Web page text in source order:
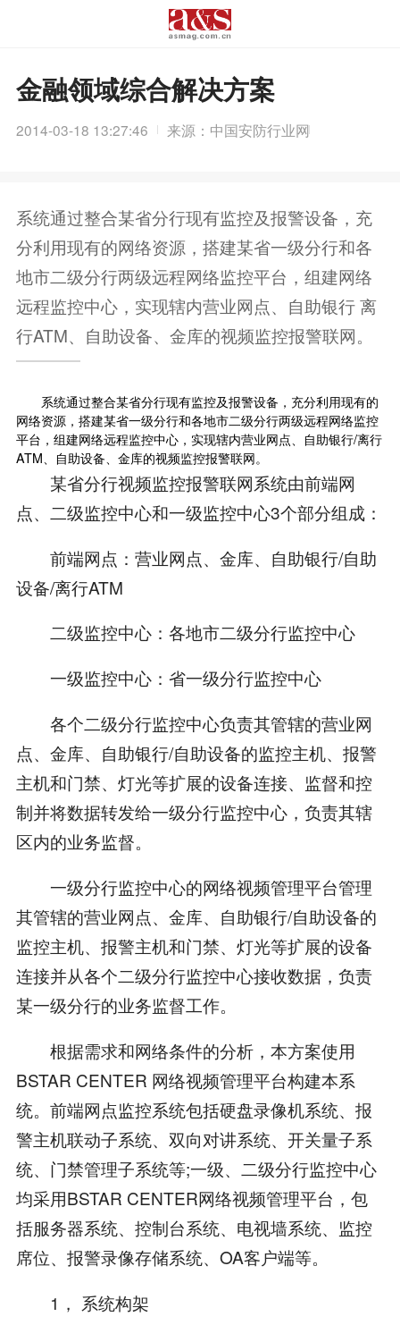
金融领域综合解决方案
2014-03-18 13:27:46 来源：中国安防行业网
系统通过整合某省分行现有监控及报警设备，充
分利用现有的网络资源，搭建某省一级分行和各
地市二级分行两级远程网络监控平台，组建网络
远程监控中心，实现辖内营业网点、自助银行 离
行ATM、自助设备、金库的视频监控报警联网。
系统通过整合某省分行现有监控及报警设备，充分利用现有的
网络资源，搭建某省一级分行和各地市二级分行两级远程网络监控
平台，组建网络远程监控中心，实现辖内营业网点、自助银行/离行
ATM、自助设备、金库的视频监控报警联网。
某省分行视频监控报警联网系统由前端网
点、二级监控中心和一级监控中心3个部分组成：
前端网点：营业网点、金库、自助银行/自助
设备/离行ATM
二级监控中心：各地市二级分行监控中心
一级监控中心：省一级分行监控中心
各个二级分行监控中心负责其管辖的营业网
点、金库、自助银行/自助设备的监控主机、报警
主机和门禁、灯光等扩展的设备连接、监督和控
制并将数据转发给一级分行监控中心，负责其辖
区内的业务监督。
一级分行监控中心的网络视频管理平台管理
其管辖的营业网点、金库、自助银行/自助设备的
监控主机、报警主机和门禁、灯光等扩展的设备
连接并从各个二级分行监控中心接收数据，负责
某一级分行的业务监督工作。
根据需求和网络条件的分析，本方案使用
BSTAR CENTER 网络视频管理平台构建本系
统。前端网点监控系统包括硬盘录像机系统、报
警主机联动子系统、双向对讲系统、开关量子系
统、门禁管理子系统等;一级、二级分行监控中心
均采用BSTAR CENTER网络视频管理平台，包
括服务器系统、控制台系统、电视墙系统、监控
席位、报警录像存储系统、OA客户端等。
1， 系统构架